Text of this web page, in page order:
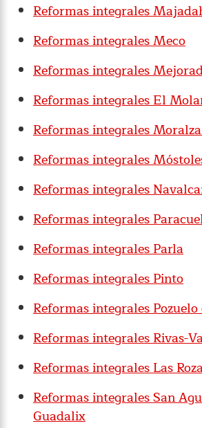
Reformas integrales
Reformas integrales Meco
Reformas integrales
Reformas integrales El
Reformas integrales
Reformas integrales
Reformas integrales
Reformas integrales
Reformas integrales Parla
Reformas integrales Pinto
Reformas integrales
Reformas integrales Rivas-
Reformas integrales Las
Reformas integrales San
Guadalix